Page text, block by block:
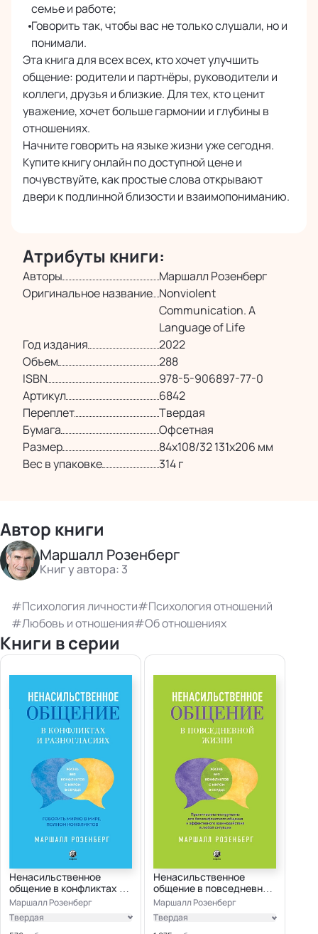
семье и работе;
Говорить так, чтобы вас не только слушали, но и
понимали.
Эта книга для всех всех, кто хочет улучшить
общение: родители и партнёры, руководители и
коллеги, друзья и близкие. Для тех, кто ценит
уважение, хочет больше гармонии и глубины в
отношениях.
Начните говорить на языке жизни уже сегодня.
Купите книгу онлайн по доступной цене и
почувствуйте, как простые слова открывают
двери к подлинной близости и взаимопониманию.
Атрибуты книги:
Авторы
Маршалл Розенберг
Оригинальное название Nonviolent
Communication. A
Language of Life
Год издания
2022
Объем
288
ISBN
978-5-906897-77-0
Артикул
6842
Переплет
Твердая
Бумага
Офсетная
Размер
84х108/32 131х206 мм
Вес в упаковке
314 г
Автор книги
Маршалл Розенберг
Книг у автора: 3
Психология личности
Психология отношений
Любовь и отношения
Об отношениях
Книги в серии
Ненасильственное
общение в конфликтах и
разногласиях
Маршалл Розенберг
Твердая
Ненасильственное
общение в повседневной
жизни
Маршалл Розенберг
Твердая